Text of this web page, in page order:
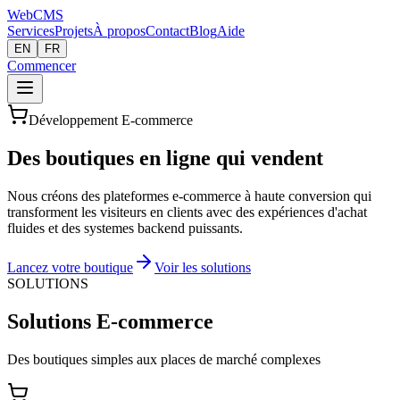
WebCMS
ServicesProjetsÀ proposContactBlogAide
EN FR
Commencer
Développement E-commerce
Des boutiques en ligne qui vendent
Nous créons des plateformes e-commerce à haute conversion qui
transforment les visiteurs en clients avec des expériences d'achat
fluides et des systemes backend puissants.
Lancez votre boutique
Voir les solutions
SOLUTIONS
Solutions E-commerce
Des boutiques simples aux places de marché complexes